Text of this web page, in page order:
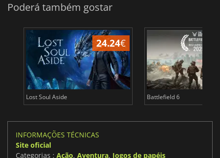
Poderá também gostar
24.24€
Lost Soul Aside Battlefield 6
INFORMAÇÕES TÉCNICAS
Site oficial
Categorias : Ação, Aventura, Jogos de papéis